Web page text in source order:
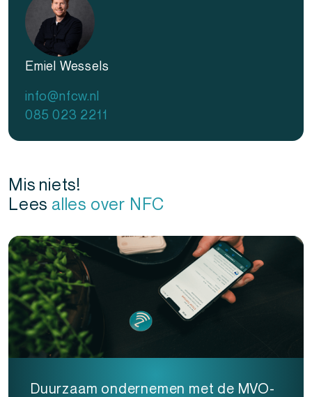
Emiel Wessels
info@nfcw.nl
085 023 2211
Mis niets!
Lees alles over NFC
Duurzaam ondernemen met de MVO-